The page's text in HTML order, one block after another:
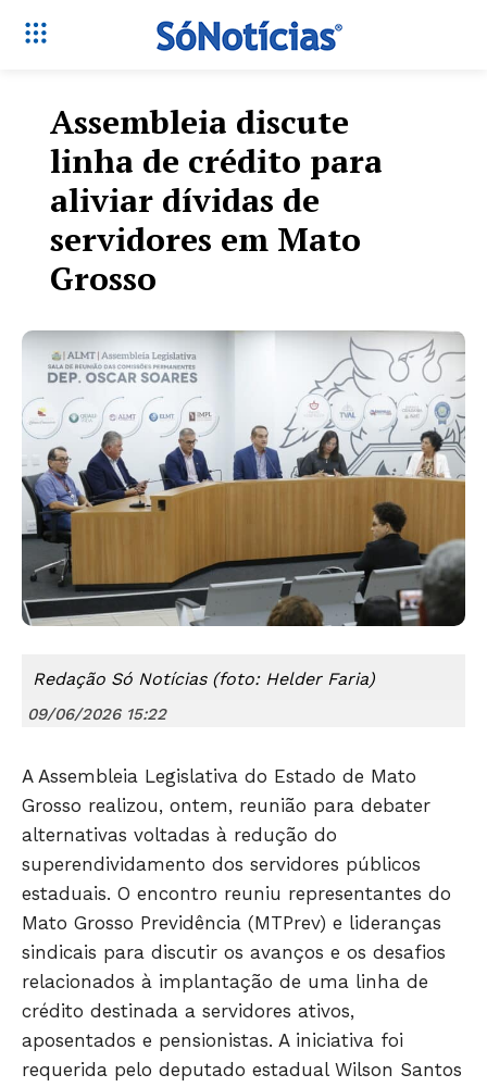
Assembleia discute
linha de crédito para
aliviar dívidas de
servidores em Mato
Grosso
Redação Só Notícias (foto: Helder Faria)
09/06/2026 15:22
A Assembleia Legislativa do Estado de Mato
Grosso realizou, ontem, reunião para debater
alternativas voltadas à redução do
superendividamento dos servidores públicos
estaduais. O encontro reuniu representantes do
Mato Grosso Previdência (MTPrev) e lideranças
sindicais para discutir os avanços e os desafios
relacionados à implantação de uma linha de
crédito destinada a servidores ativos,
aposentados e pensionistas. A iniciativa foi
requerida pelo deputado estadual Wilson Santos